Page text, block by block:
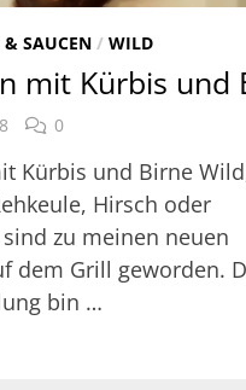
& SAUCEN/ WILD
mit Kürbis und
0
Kürbis und Birne
Hirsch oder
zu meinen neuen
dem Grill geworden.
bin …